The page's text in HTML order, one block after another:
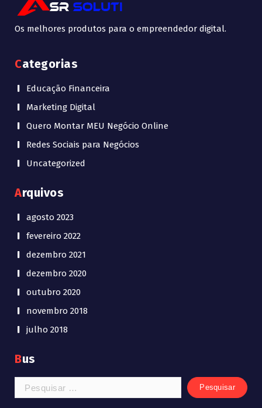
Os melhores produtos para o empreendedor digital.
Categorias
Educação Financeira
Marketing Digital
Quero Montar MEU Negócio Online
Redes Sociais para Negócios
Uncategorized
Arquivos
agosto 2023
fevereiro 2022
dezembro 2021
dezembro 2020
outubro 2020
novembro 2018
julho 2018
Bus